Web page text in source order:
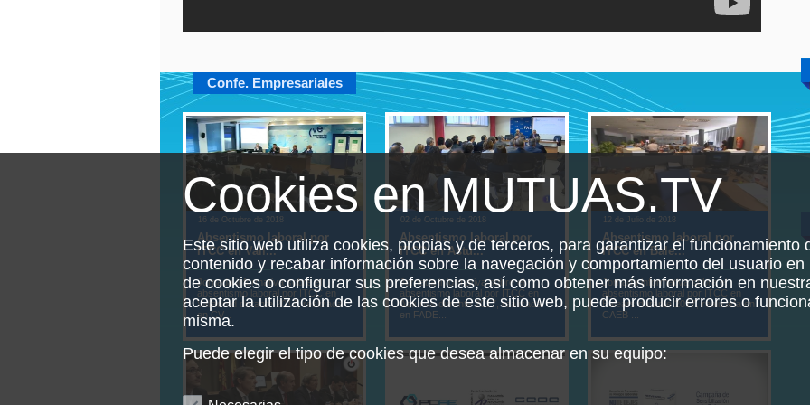
Confe. Empresariales
16 de Octubre de 2018
Absentismo laboral por
ITCC en Vall...
Jornada informativa sobre el
absentismo laboral por ITCC en
Valladolid durante 2017, realizada
en CV...
02 de Octubre de 2018
Absentismo laboral por
ITCC en Astu...
Jornada informativa sobre el
absentismo laboral por ITCC en
Asturias durante 2017, realizada
en FADE...
12 de Julio de 2018
Absentismo laboral por
ITCC en Bale...
Jornada informativa sobre el
absentismo laboral por ITCC en
Balears durante 2017, realizada en
CAEB ...
14
Cookies en MUTUAS.TV
Este sitio web utiliza cookies, propias y de terceros, para garantizar el funcionamiento
contenido y recabar información sobre la navegación y comportamiento del usuario
de cookies o configurar sus preferencias, así como obtener más información en
aceptar la utilización de las cookies de este sitio web, puede producir errores o
misma.
Puede elegir el tipo de cookies que desea almacenar en su equipo: